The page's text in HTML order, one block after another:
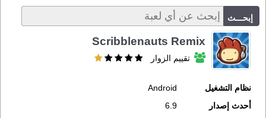
Scribblenauts Remix
تقييم الزوار
نظام التشغيل
Android
أحدث إصدار
6.9